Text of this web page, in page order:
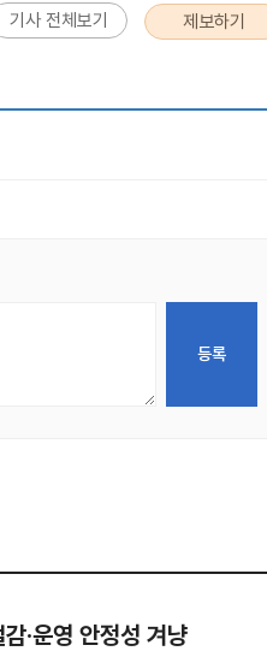
기사 전체보기 제보하기
·운영 안정성 겨냥